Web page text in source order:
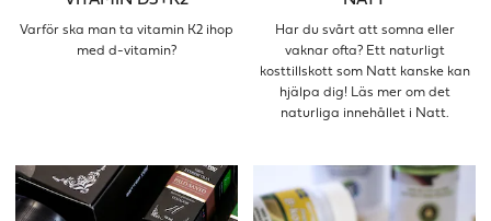
Varför ska man ta vitamin K2 ihop
med d-vitamin?
Har du svårt att somna eller
vaknar ofta? Ett naturligt
kosttillskott som Natt kanske kan
hjälpa dig! Läs mer om det
naturliga innehållet i Natt.